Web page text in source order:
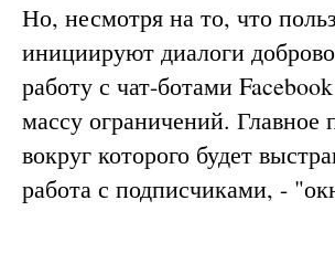
Но, несмотря на то, что
инициируют диалоги
работу с чат-ботами
массу ограничений. Главное
вокруг которого будет
работа с подписчиками, -